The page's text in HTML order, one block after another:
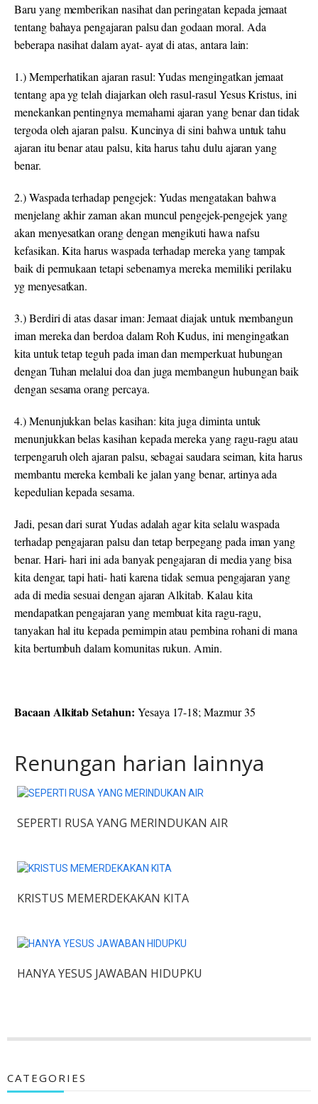
Baru yang memberikan nasihat dan peringatan kepada jemaat
tentang bahaya pengajaran palsu dan godaan moral. Ada
beberapa nasihat dalam ayat- ayat di atas, antara lain:
1.) Memperhatikanajaran rasul:Yudas mengingatkan jemaat
tentang apa yg telah diajarkan oleh rasul-rasul Yesus Kristus, ini
menekankan pentingnya memahami ajaran yang benar dan tidak
tergoda oleh ajaran palsu. Kuncinya di sini bahwa untuk tahu
ajaran itu benar atau palsu, kita harus tahu dulu ajaran yang
benar.
2.)Waspadaterhadappengejek: Yudas mengatakan bahwa
menjelang akhir zaman akan muncul pengejek-pengejek yang
akan menyesatkan orang dengan mengikuti hawa nafsu
kefasikan. Kita harus waspada terhadap mereka yang tampak
baik di permukaan tetapi sebenarnya mereka memiliki perilaku
yg menyesatkan.
3.)Berdiridi atas dasar iman:Jemaat diajak untuk membangun
iman mereka dan berdoa dalam Roh Kudus, ini mengingatkan
kita untuk tetap teguh pada iman dan memperkuat hubungan
dengan Tuhan melalui doa dan juga membangun hubungan baik
dengan sesama orang percaya.
4.)Menunjukkanbelas kasihan: kita juga diminta untuk
menunjukkan belas kasihan kepada mereka yang ragu-ragu atau
terpengaruh oleh ajaran palsu, sebagai saudara seiman, kita harus
membantu mereka kembali ke jalan yang benar, artinya ada
kepedulian kepada sesama.
Jadi, pesan dari surat Yudas adalah agar kita selalu waspada
terhadap pengajaran palsu dan tetap berpegang pada iman yang
benar. Hari- hari ini ada banyak pengajaran di media yang bisa
kita dengar, tapi hati- hati karena tidak semua pengajaran yang
ada di media sesuai dengan ajaran Alkitab. Kalau kita
mendapatkan pengajaran yang membuat kita ragu-ragu,
tanyakan hal itu kepada pemimpin atau pembina rohani di mana
kita bertumbuh dalam komunitas rukun. Amin.
Bacaan Alkitab Setahun: Yesaya 17-18; Mazmur 35
Renungan harian lainnya
SEPERTI RUSA YANG MERINDUKAN AIR
KRISTUS MEMERDEKAKAN KITA
HANYA YESUS JAWABAN HIDUPKU
CATEGORIES